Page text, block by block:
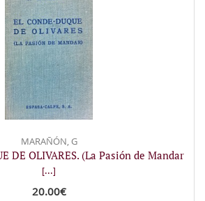
MARAÑÓN, G
DE OLIVARES. (La Pasión de Mandar
[...]
20.00€